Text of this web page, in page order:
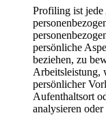
Profiling ist jede
persönliche
beziehen, zu
Arbeitsleistung,
persönlicher
Aufenthaltsort
analysieren